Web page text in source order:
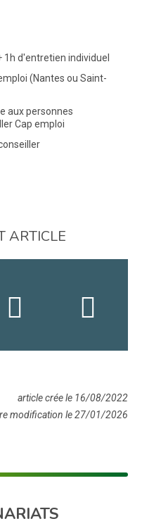
1h d'entretien individuel
(Nantes ou Saint-
aux personnes
Cap emploi
ARTICLE
article crée le 16/08/2022
modification le 27/01/2026